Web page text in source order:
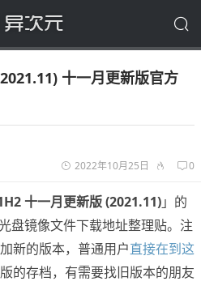
十一月更新版官方
2022年10月25日 0
十一月更新版 (2021.11)」的
盘镜像文件下载地址整理贴。注
新的版本，普通用户直接在到这
的存档，有需要找旧版本的朋友